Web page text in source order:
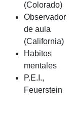
(Colorado)
Observador
de aula
(California)
Habitos
mentales
P.E.I.,
Feuerstein